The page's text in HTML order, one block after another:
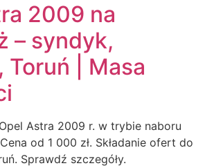
2009 na
– syndyk,
Toruń | Masa
Astra 2009 r. w trybie naboru
od 1 000 zł. Składanie ofert do
Sprawdź szczegóły.